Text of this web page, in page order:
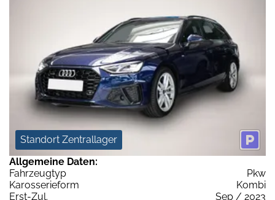
Standort Zentrallager
Allgemeine Daten:
Fahrzeugtyp
Pkw
Karosserieform
Kombi
Erst-Zul.
Sep / 2023